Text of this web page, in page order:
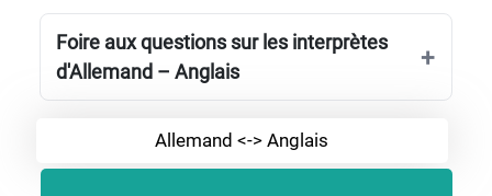
Foire aux questions sur les interprètes
d'Allemand – Anglais
Allemand <-> Anglais